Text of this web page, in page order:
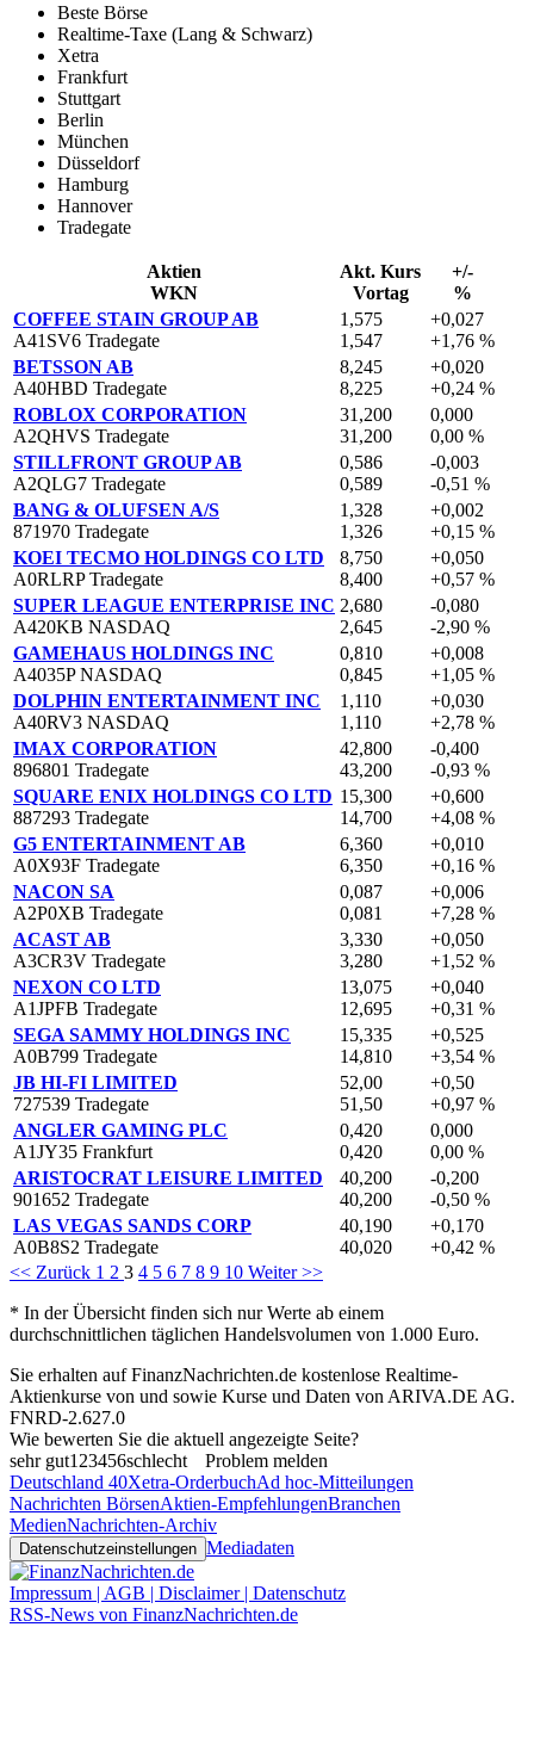
Beste Börse
Realtime-Taxe (Lang & Schwarz)
Xetra
Frankfurt
Stuttgart
Berlin
München
Düsseldorf
Hamburg
Hannover
Tradegate
Aktien
WKN
Akt. Kurs
Vortag
+/-
%
COFFEE STAIN GROUP AB
A41SV6 Tradegate
1,575
1,547
+0,027
+1,76 %
BETSSON AB
A40HBD Tradegate
8,245
8,225
+0,020
+0,24 %
ROBLOX CORPORATION
A2QHVS Tradegate
31,200
31,200
0,000
0,00 %
STILLFRONT GROUP AB
A2QLG7 Tradegate
0,586
0,589
-0,003
-0,51 %
BANG & OLUFSEN A/S
871970 Tradegate
1,328
1,326
+0,002
+0,15 %
KOEI TECMO HOLDINGS CO LTD
A0RLRP Tradegate
8,750
8,400
+0,050
+0,57 %
SUPER LEAGUE ENTERPRISE INC
A420KB NASDAQ
2,680
2,645
-0,080
-2,90 %
GAMEHAUS HOLDINGS INC
A4035P NASDAQ
0,810
0,845
+0,008
+1,05 %
DOLPHIN ENTERTAINMENT INC
A40RV3 NASDAQ
1,110
1,110
+0,030
+2,78 %
IMAX CORPORATION
896801 Tradegate
42,800
43,200
-0,400
-0,93 %
SQUARE ENIX HOLDINGS CO LTD
887293 Tradegate
15,300
14,700
+0,600
+4,08 %
G5 ENTERTAINMENT AB
A0X93F Tradegate
6,360
6,350
+0,010
+0,16 %
NACON SA
A2P0XB Tradegate
0,087
0,081
+0,006
+7,28 %
ACAST AB
A3CR3V Tradegate
3,330
3,280
+0,050
+1,52 %
NEXON CO LTD
A1JPFB Tradegate
13,075
12,695
+0,040
+0,31 %
SEGA SAMMY HOLDINGS INC
A0B799 Tradegate
15,335
14,810
+0,525
+3,54 %
JB HI-FI LIMITED
727539 Tradegate
52,00
51,50
+0,50
+0,97 %
ANGLER GAMING PLC
A1JY35 Frankfurt
0,420
0,420
0,000
0,00 %
ARISTOCRAT LEISURE LIMITED
901652 Tradegate
40,200
40,200
-0,200
-0,50 %
LAS VEGAS SANDS CORP
A0B8S2 Tradegate
40,190
40,020
+0,170
+0,42 %
<< Zurück 1 2 3 4 5 6 7 8 9 10 Weiter >>
* In der Übersicht finden sich nur Werte ab einem
durchschnittlichen täglichen Handelsvolumen von 1.000 Euro.
Sie erhalten auf FinanzNachrichten.de kostenlose Realtime-
Aktienkurse von und sowie Kurse und Daten von ARIVA.DE AG.
FNRD-2.627.0
Wie bewerten Sie die aktuell angezeigte Seite?
sehr gut1 23456schlecht
Problem melden
Deutschland 40Xetra-OrderbuchAd hoc-Mitteilungen
Nachrichten BörsenAktien-EmpfehlungenBranchen
MedienNachrichten-Archiv
Datenschutzeinstellungen Mediadaten
Impressum | AGB | Disclaimer | Datenschutz
RSS-News von FinanzNachrichten.de